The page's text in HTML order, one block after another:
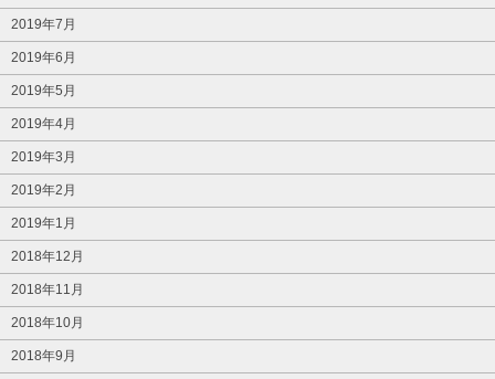
2019年7月
2019年6月
2019年5月
2019年4月
2019年3月
2019年2月
2019年1月
2018年12月
2018年11月
2018年10月
2018年9月